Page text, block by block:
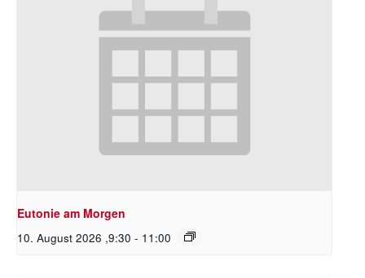
Eutonie am Morgen
10. August 2026 ,9:30 - 11:00